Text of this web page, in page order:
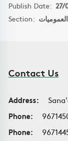
Publish Date: 27/
Section: العموميات
Contact Us
Address:
Phone:
Phone: